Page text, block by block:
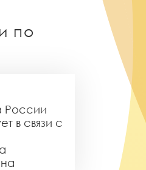
по
России
в связи с